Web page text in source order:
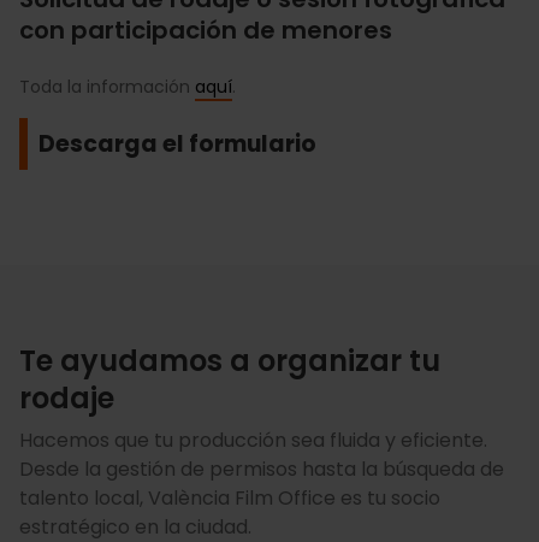
con participación de menores
Toda la información aquí.
Descarga el formulario
Te ayudamos a organizar tu
rodaje
Hacemos que tu producción sea fluida y eficiente.
Desde la gestión de permisos hasta la búsqueda de
talento local, València Film Office es tu socio
estratégico en la ciudad.